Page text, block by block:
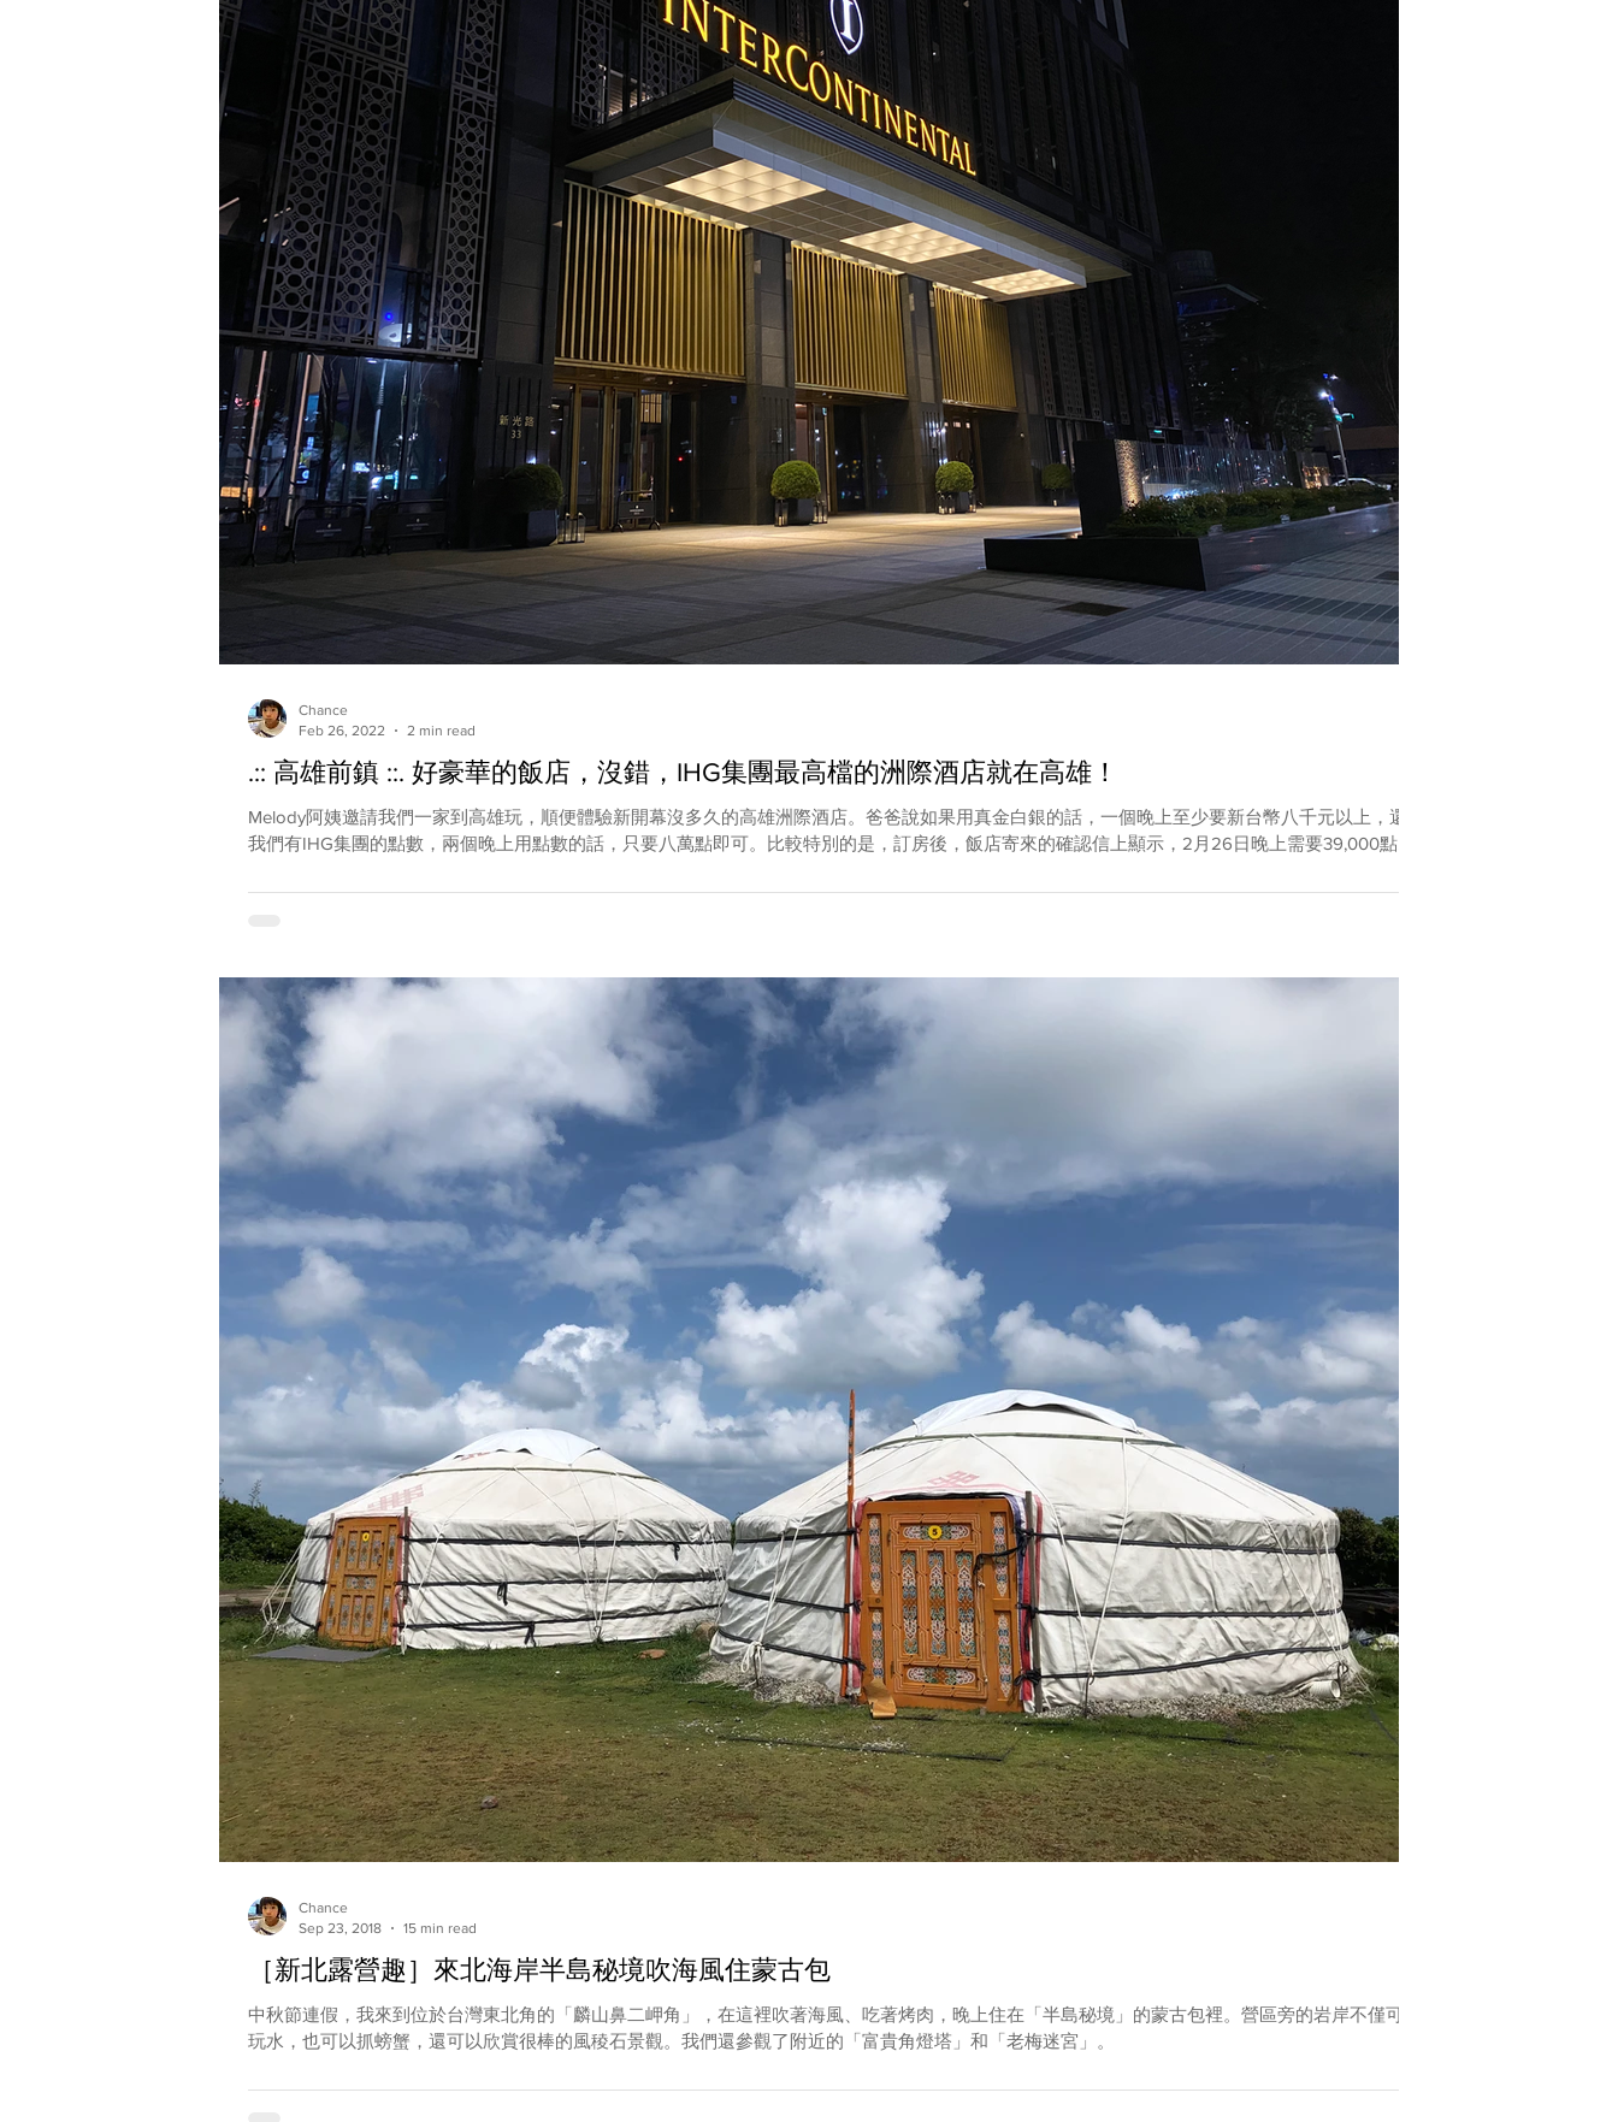
.:: 高雄前鎮 ::. 好豪華的飯店，沒錯，IHG集團最高檔的洲際酒店就在高雄！
Melody阿姨邀請我們一家到高雄玩，順便體驗新開幕沒多久的高雄洲際酒店。爸爸說如果用真金白銀的話，一個晚上至少要新台幣八千元以上，還好
我們有IHG集團的點數，兩個晚上用點數的話，只要八萬點即可。比較特別的是，訂房後，飯店寄來的確認信上顯示，2月26日晚上需要39,000點...
Chance
Feb 26, 2022
2 min read
［新北露營趣］來北海岸半島秘境吹海風住蒙古包
中秋節連假，我來到位於台灣東北角的「麟山鼻二岬角」，在這裡吹著海風、吃著烤肉，晚上住在「半島秘境」的蒙古包裡。營區旁的岩岸不僅可以
玩水，也可以抓螃蟹，還可以欣賞很棒的風稜石景觀。我們還參觀了附近的「富貴角燈塔」和「老梅迷宮」。
Chance
Sep 23, 2018
15 min read